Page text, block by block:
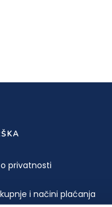
privatnosti
i načini plaćanja